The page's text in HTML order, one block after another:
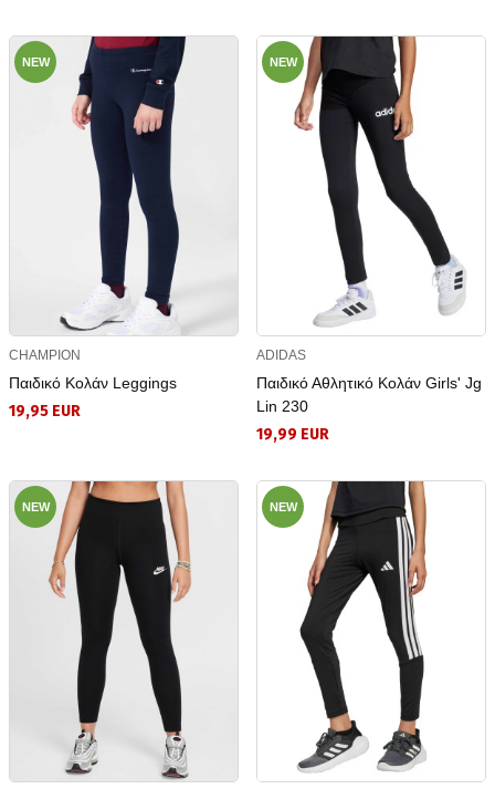
NEW
CHAMPION
Παιδικό Κολάν Leggings
19,95 EUR
NEW
ADIDAS
Παιδικό Αθλητικό Κολάν Girls' Jg
Lin 230
19,99 EUR
NEW NEW